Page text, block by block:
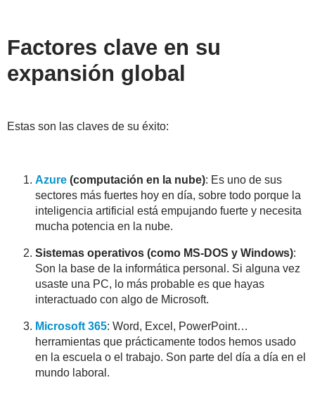
Factores clave en su
expansión global
Estas son las claves de su éxito:
Azure (computación en la nube): Es uno de sus
sectores más fuertes hoy en día, sobre todo porque la
inteligencia artificial está empujando fuerte y necesita
mucha potencia en la nube.
Sistemas operativos (como MS-DOS y Windows):
Son la base de la informática personal. Si alguna vez
usaste una PC, lo más probable es que hayas
interactuado con algo de Microsoft.
Microsoft 365: Word, Excel, PowerPoint…
herramientas que prácticamente todos hemos usado
en la escuela o el trabajo. Son parte del día a día en el
mundo laboral.